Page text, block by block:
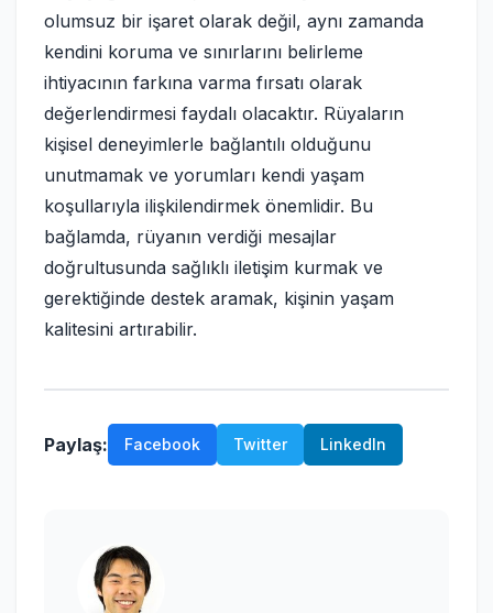
olumsuz bir işaret olarak değil, aynı zamanda
kendini koruma ve sınırlarını belirleme
ihtiyacının farkına varma fırsatı olarak
değerlendirmesi faydalı olacaktır. Rüyaların
kişisel deneyimlerle bağlantılı olduğunu
unutmamak ve yorumları kendi yaşam
koşullarıyla ilişkilendirmek önemlidir. Bu
bağlamda, rüyanın verdiği mesajlar
doğrultusunda sağlıklı iletişim kurmak ve
gerektiğinde destek aramak, kişinin yaşam
kalitesini artırabilir.
Paylaş: Facebook Twitter LinkedIn